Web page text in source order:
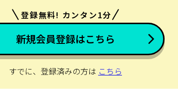
登録無料! カンタン1分
新規会員登録はこちら
すでに、登録済みの方は こちら